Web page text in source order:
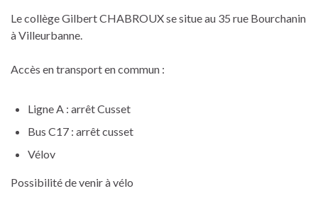
Le collège Gilbert CHABROUX se situe au 35 rue Bourchanin
à Villeurbanne.
Accès en transport en commun :
Ligne A : arrêt Cusset
Bus C17 : arrêt cusset
Vélov
Possibilité de venir à vélo